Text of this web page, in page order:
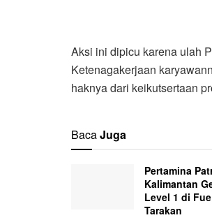
Aksi ini dipicu karena ulah
Ketenagakerjaan
haknya dari keikutsertaan
BacaJuga
Pertamina
Kalimantan
Level 1 di
Tarakan